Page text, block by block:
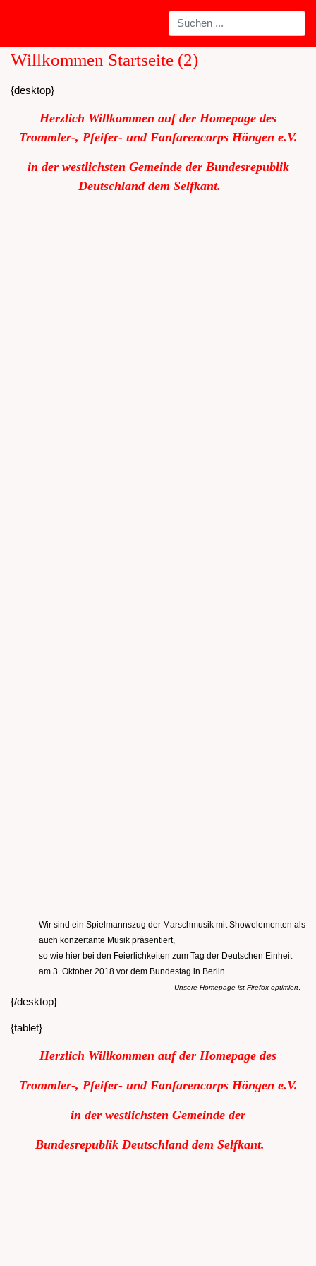
Willkommen Startseite (2)
{desktop}
Herzlich Willkommen auf der Homepage des
Trommler-, Pfeifer- und Fanfarencorps Höngen e.V.
in der westlichsten Gemeinde der Bundesrepublik
Deutschland dem Selfkant.
Wir sind ein Spielmannszug der Marschmusik mit Showelementen als
auch konzertante Musik präsentiert,
so wie hier bei den Feierlichkeiten zum Tag der Deutschen Einheit
am 3. Oktober 2018 vor dem Bundestag in Berlin
Unsere Homepage ist Firefox optimiert
{/desktop}
{tablet}
Herzlich Willkommen auf der Homepage des
Trommler-, Pfeifer- und Fanfarencorps Höngen e.V.
in der westlichsten Gemeinde der
Bundesrepublik Deutschland dem Selfkant.